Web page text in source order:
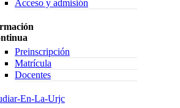
Acceso y admisión
Preinscripción
Matrícula
Docentes
En-La-Urjc